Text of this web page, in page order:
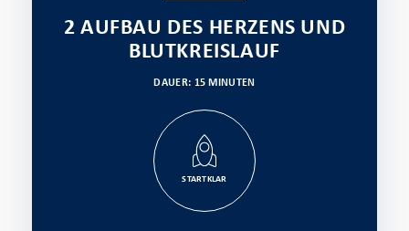
2 AUFBAU DES HERZENS UND
BLUTKREISLAUF
DAUER: 15 MINUTEN
STARTKLAR